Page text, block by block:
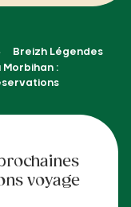
Breizh Légendes
:
voyage